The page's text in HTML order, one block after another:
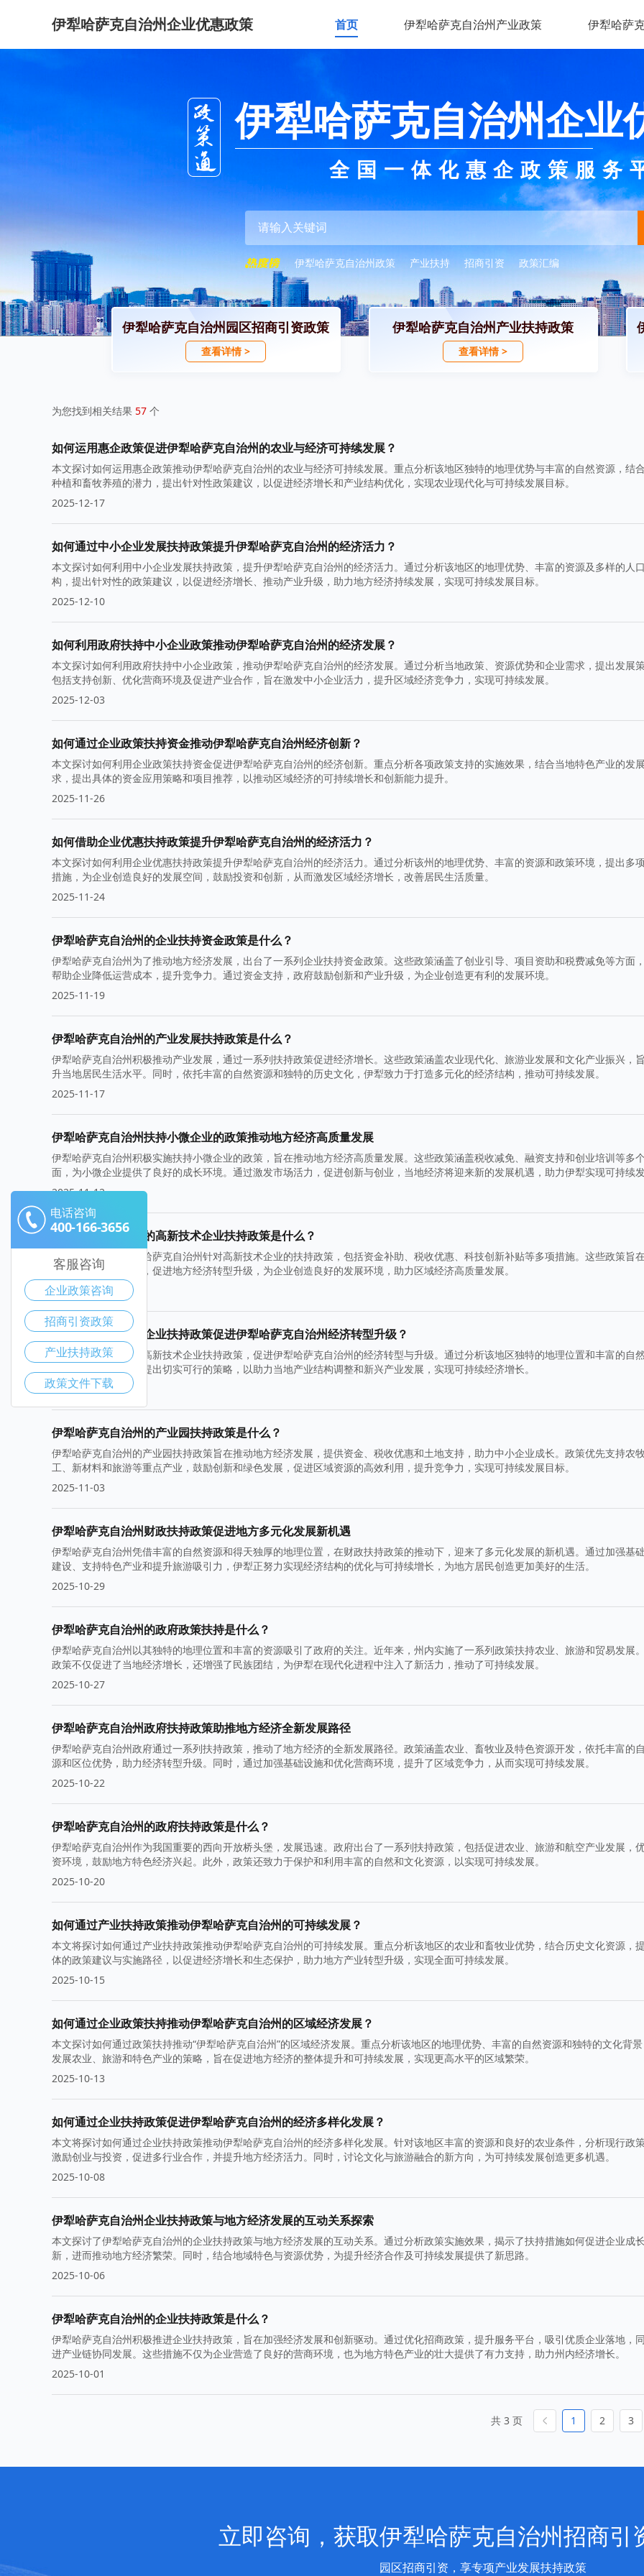
伊犁哈萨克自治州企业优惠政策 首页 伊犁哈萨克自治州产业政策 伊犁哈萨
伊犁哈萨克自治州企业
全国一体化惠企政策服务
伊犁哈萨克自治州政策 产业扶持 招商引资 政策汇编
伊犁哈萨克自治州园区招商引资政策
查看详情 >
伊犁哈萨克自治州产业扶持政策
查看详情 >
为您找到相关结果 57 个
如何运用惠企政策促进伊犁哈萨克自治州的农业与经济可持续发展？
本文探讨如何运用惠企政策推动伊犁哈萨克自治州的农业与经济可持续发展。重点分析该地区独特的地理优势与丰富的自然资源，结
种植和畜牧养殖的潜力，提出针对性政策建议，以促进经济增长和产业结构优化，实现农业现代化与可持续发展目标。
2025-12-17
如何通过中小企业发展扶持政策提升伊犁哈萨克自治州的经济活力？
本文探讨如何利用中小企业发展扶持政策，提升伊犁哈萨克自治州的经济活力。通过分析该地区的地理优势、丰富的资源及多样的人
构，提出针对性的政策建议，以促进经济增长、推动产业升级，助力地方经济持续发展，实现可持续发展目标。
2025-12-10
如何利用政府扶持中小企业政策推动伊犁哈萨克自治州的经济发展？
本文探讨如何利用政府扶持中小企业政策，推动伊犁哈萨克自治州的经济发展。通过分析当地政策、资源优势和企业需求，提出发展策
包括支持创新、优化营商环境及促进产业合作，旨在激发中小企业活力，提升区域经济竞争力，实现可持续发展。
2025-12-03
如何通过企业政策扶持资金推动伊犁哈萨克自治州经济创新？
本文探讨如何利用企业政策扶持资金促进伊犁哈萨克自治州的经济创新。重点分析各项政策支持的实施效果，结合当地特色产业的发
求，提出具体的资金应用策略和项目推荐，以推动区域经济的可持续增长和创新能力提升。
2025-11-26
如何借助企业优惠扶持政策提升伊犁哈萨克自治州的经济活力？
本文探讨如何利用企业优惠扶持政策提升伊犁哈萨克自治州的经济活力。通过分析该州的地理优势、丰富的资源和政策环境，提出多
措施，为企业创造良好的发展空间，鼓励投资和创新，从而激发区域经济增长，改善居民生活质量。
2025-11-24
伊犁哈萨克自治州的企业扶持资金政策是什么？
伊犁哈萨克自治州为了推动地方经济发展，出台了一系列企业扶持资金政策。这些政策涵盖了创业引导、项目资助和税费减免等方面
帮助企业降低运营成本，提升竞争力。通过资金支持，政府鼓励创新和产业升级，为企业创造更有利的发展环境。
2025-11-19
伊犁哈萨克自治州的产业发展扶持政策是什么？
伊犁哈萨克自治州积极推动产业发展，通过一系列扶持政策促进经济增长。这些政策涵盖农业现代化、旅游业发展和文化产业振兴，
升当地居民生活水平。同时，依托丰富的自然资源和独特的历史文化，伊犁致力于打造多元化的经济结构，推动可持续发展。
2025-11-17
伊犁哈萨克自治州扶持小微企业的政策推动地方经济高质量发展
伊犁哈萨克自治州积极实施扶持小微企业的政策，旨在推动地方经济高质量发展。这些政策涵盖税收减免、融资支持和创业培训等多
面，为小微企业提供了良好的成长环境。通过激发市场活力，促进创新与创业，当地经济将迎来新的发展机遇，助力伊犁实现可持续
标。
2025-11-12
伊犁哈萨克自治州的高新技术企业扶持政策是什么？
本文将深入探讨伊犁哈萨克自治州针对高新技术企业的扶持政策，包括资金补助、税收优惠、科技创新补贴等多项措施。这些政策旨
高新技术产业的发展，促进地方经济转型升级，为企业创造良好的发展环境，助力区域经济高质量发展。
2025-11-10
如何利用高新技术企业扶持政策促进伊犁哈萨克自治州经济转型升级？
本文探讨了如何利用高新技术企业扶持政策，促进伊犁哈萨克自治州的经济转型与升级。通过分析该地区独特的地理位置和丰富的自
源，结合政策优势，提出切实可行的策略，以助力当地产业结构调整和新兴产业发展，实现可持续经济增长。
2025-11-05
伊犁哈萨克自治州的产业园扶持政策是什么？
伊犁哈萨克自治州的产业园扶持政策旨在推动地方经济发展，提供资金、税收优惠和土地支持，助力中小企业成长。政策优先支持农
工、新材料和旅游等重点产业，鼓励创新和绿色发展，促进区域资源的高效利用，提升竞争力，实现可持续发展目标。
2025-11-03
伊犁哈萨克自治州财政扶持政策促进地方多元化发展新机遇
伊犁哈萨克自治州凭借丰富的自然资源和得天独厚的地理位置，在财政扶持政策的推动下，迎来了多元化发展的新机遇。通过加强基
建设、支持特色产业和提升旅游吸引力，伊犁正努力实现经济结构的优化与可持续增长，为地方居民创造更加美好的生活。
2025-10-29
伊犁哈萨克自治州的政府政策扶持是什么？
伊犁哈萨克自治州以其独特的地理位置和丰富的资源吸引了政府的关注。近年来，州内实施了一系列政策扶持农业、旅游和贸易发展
政策不仅促进了当地经济增长，还增强了民族团结，为伊犁在现代化进程中注入了新活力，推动了可持续发展。
2025-10-27
伊犁哈萨克自治州政府扶持政策助推地方经济全新发展路径
伊犁哈萨克自治州政府通过一系列扶持政策，推动了地方经济的全新发展路径。政策涵盖农业、畜牧业及特色资源开发，依托丰富的
源和区位优势，助力经济转型升级。同时，通过加强基础设施和优化营商环境，提升了区域竞争力，从而实现可持续发展。
2025-10-22
伊犁哈萨克自治州的政府扶持政策是什么？
伊犁哈萨克自治州作为我国重要的西向开放桥头堡，发展迅速。政府出台了一系列扶持政策，包括促进农业、旅游和航空产业发展，
资环境，鼓励地方特色经济兴起。此外，政策还致力于保护和利用丰富的自然和文化资源，以实现可持续发展。
2025-10-20
如何通过产业扶持政策推动伊犁哈萨克自治州的可持续发展？
本文将探讨如何通过产业扶持政策推动伊犁哈萨克自治州的可持续发展。重点分析该地区的农业和畜牧业优势，结合历史文化资源，
体的政策建议与实施路径，以促进经济增长和生态保护，助力地方产业转型升级，实现全面可持续发展。
2025-10-15
如何通过企业政策扶持推动伊犁哈萨克自治州的区域经济发展？
本文探讨如何通过政策扶持推动“伊犁哈萨克自治州”的区域经济发展。重点分析该地区的地理优势、丰富的自然资源和独特的文化背
发展农业、旅游和特色产业的策略，旨在促进地方经济的整体提升和可持续发展，实现更高水平的区域繁荣。
2025-10-13
如何通过企业扶持政策促进伊犁哈萨克自治州的经济多样化发展？
本文将探讨如何通过企业扶持政策推动伊犁哈萨克自治州的经济多样化发展。针对该地区丰富的资源和良好的农业条件，分析现行政
激励创业与投资，促进多行业合作，并提升地方经济活力。同时，讨论文化与旅游融合的新方向，为可持续发展创造更多机遇。
2025-10-08
伊犁哈萨克自治州企业扶持政策与地方经济发展的互动关系探索
本文探讨了伊犁哈萨克自治州的企业扶持政策与地方经济发展的互动关系。通过分析政策实施效果，揭示了扶持措施如何促进企业成
新，进而推动地方经济繁荣。同时，结合地域特色与资源优势，为提升经济合作及可持续发展提供了新思路。
2025-10-06
伊犁哈萨克自治州的企业扶持政策是什么？
伊犁哈萨克自治州积极推进企业扶持政策，旨在加强经济发展和创新驱动。通过优化招商政策，提升服务平台，吸引优质企业落地，
进产业链协同发展。这些措施不仅为企业营造了良好的营商环境，也为地方特色产业的壮大提供了有力支持，助力州内经济增长。
2025-10-01
共 3 页 1 2 3
电话咨询
400-166-3656
客服咨询
企业政策咨询
招商引资政策
产业扶持政策
政策文件下载
立即咨询，获取伊犁哈萨克自治州招商引
园区招商引资，享专项产业发展扶持政策